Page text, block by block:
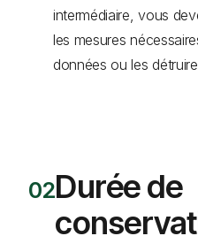
intermédiaire, vous
les mesures
données ou les détruire
Durée de